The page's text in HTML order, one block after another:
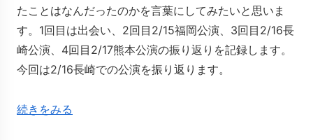
たことはなんだったのかを言葉にしてみたいと思いま
す。1回目は出会い、2回目2/15福岡公演、3回目2/16長
崎公演、4回目2/17熊本公演の振り返りを記録します。
今回は2/16長崎での公演を振り返ります。
続きをみる